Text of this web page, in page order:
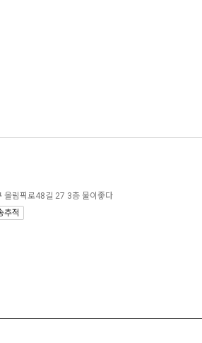
올림픽로48길 27 3층 물이좋다
추적